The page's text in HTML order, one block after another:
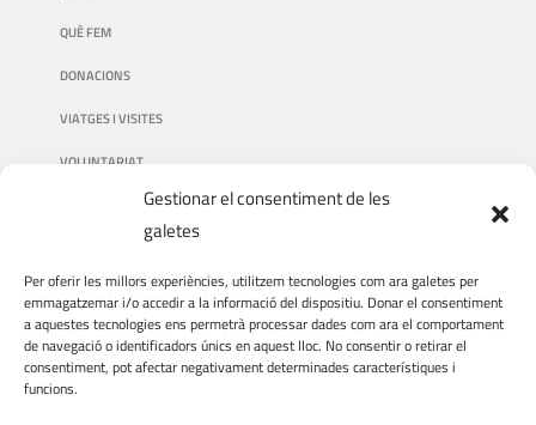
Gestionar el consentiment de les
galetes
Per oferir les millors experiències, utilitzem tecnologies com ara galetes per
emmagatzemar i/o accedir a la informació del dispositiu. Donar el consentiment
a aquestes tecnologies ens permetrà processar dades com ara el comportament
de navegació o identificadors únics en aquest lloc. No consentir o retirar el
consentiment, pot afectar negativament determinades característiques i
funcions.
QUÈ FEM
DONACIONS
VIATGES I VISITES
VOLUNTARIAT
AVÍS LEGAL
POLÍTICA DE PRIVACITAT